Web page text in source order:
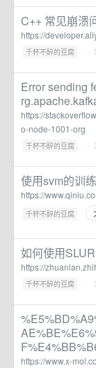
C++ 常见崩溃
https://
千杯不醉的豆腐 · ·
Error sending
https://
o-node-1001-org
千杯不醉的豆腐 · ·
使用svm的训
https://
千杯不醉的豆腐 ·
如何使用
https://
千杯不醉的豆腐 · ·
https://www.x-